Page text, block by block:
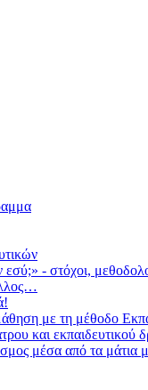
εσύ;» - στόχοι,
με τη μέθοδο
και
μέσα από τα μάτια